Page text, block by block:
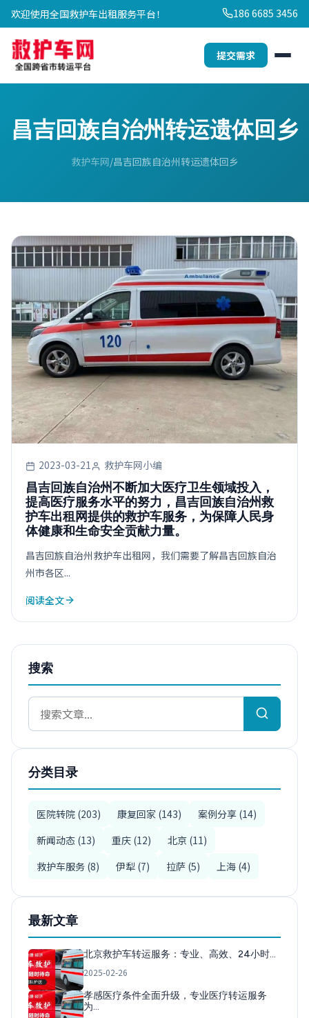
欢迎使用全国救护车出租服务平台！ 186 6685 3456
提交需求
昌吉回族自治州转运遗体回乡
救护车网 昌吉回族自治州转运遗体回乡
2023-03-21 救护车网小编
昌吉回族自治州不断加大医疗卫生领域投入，
提高医疗服务水平的努力，昌吉回族自治州救
护车出租网提供的救护车服务，为保障人民身
体健康和生命安全贡献力量。
昌吉回族自治州救护车出租网，我们需要了解昌吉回族自治
州市各区...
阅读全文
搜索
分类目录
医院转院 (203) 康复回家 (143)
案例分享 (14)
新闻动态 (13)
重庆 (12)
北京 (11)
救护车服务 (8)
伊犁 (7) 拉萨 (5) 上海 (4)
最新文章
北京救护车转运服务：专业、高效、24小时…
2025-02-26
孝感医疗条件全面升级，专业医疗转运服务
为…